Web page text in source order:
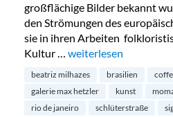
großflächige Bilder bekannt
den Strömungen des
sie in ihren Arbeiten
Kultur … „Einladung zur
weiterlesen
beatriz milhazes brasilien
galerie max hetzler
kunst
rio de janeiro
schlüterstraße